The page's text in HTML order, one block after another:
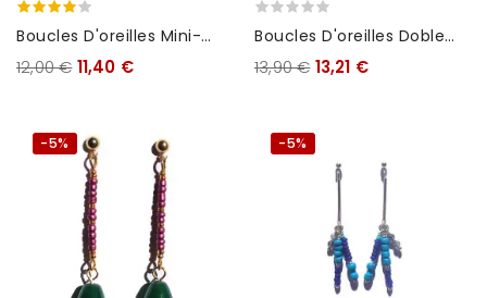
Boucles D'oreilles Mini-
Soleil
12,00 € 11,40 €
Boucles D'oreilles Doble
Lapis Lazuli
13,90 € 13,21 €
-5% -5%